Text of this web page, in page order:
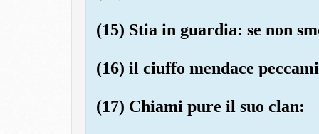
(15) Stia in guardia: se non
(16) il ciuffo mendace
(17) Chiami pure il suo clan: